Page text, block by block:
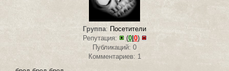
Группа: Посетители
Репутация:
(0| 0)
Публикаций: 0
Комментариев: 1